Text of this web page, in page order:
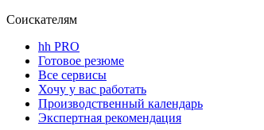
Соискателям
hh PRO
Готовое резюме
Все сервисы
Хочу у вас работать
Производственный календарь
Экспертная рекомендация